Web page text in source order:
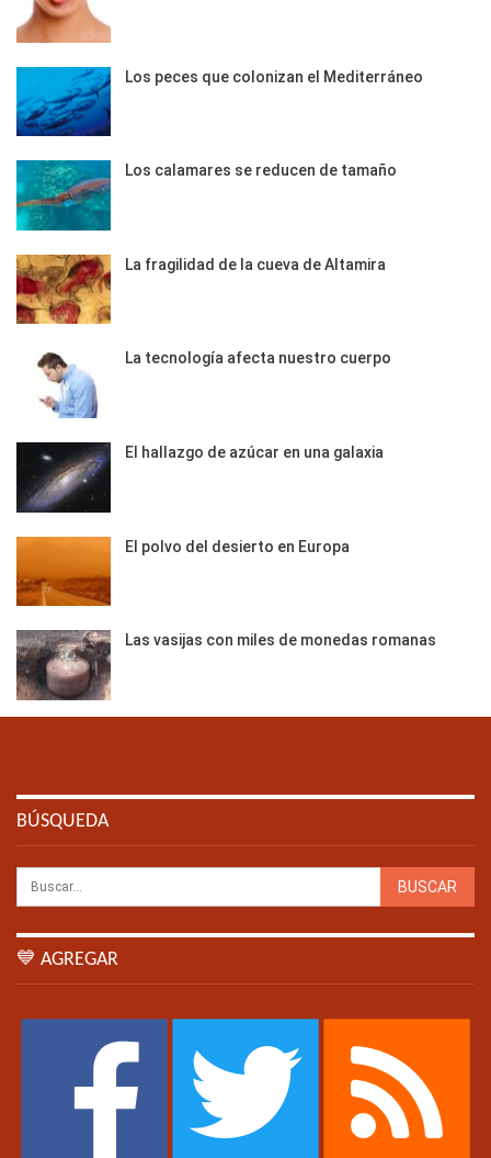
Los peces que colonizan el Mediterráneo
Los calamares se reducen de tamaño
La fragilidad de la cueva de Altamira
La tecnología afecta nuestro cuerpo
El hallazgo de azúcar en una galaxia
El polvo del desierto en Europa
Las vasijas con miles de monedas romanas
BÚSQUEDA
💙 AGREGAR